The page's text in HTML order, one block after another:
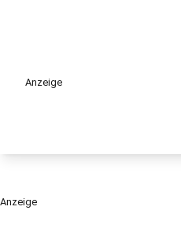
Anzeige
Anzeige